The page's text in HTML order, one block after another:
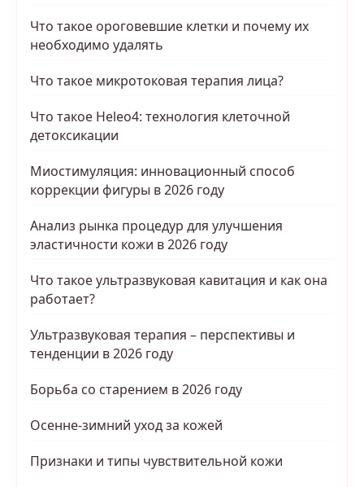
Что такое ороговевшие клетки и почему их
необходимо удалять
Что такое микротоковая терапия лица?
Что такое Heleo4: технология клеточной
детоксикации
Миостимуляция: инновационный способ
коррекции фигуры в 2026 году
Анализ рынка процедур для улучшения
эластичности кожи в 2026 году
Что такое ультразвуковая кавитация и как она
работает?
Ультразвуковая терапия – перспективы и
тенденции в 2026 году
Борьба со старением в 2026 году
Осенне-зимний уход за кожей
Признаки и типы чувствительной кожи